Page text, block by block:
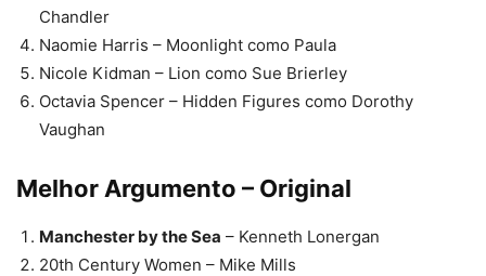
Chandler
Naomie Harris – Moonlight como Paula
Nicole Kidman – Lion como Sue Brierley
Octavia Spencer – Hidden Figures como Dorothy
Vaughan
Melhor Argumento – Original
Manchester by the Sea – Kenneth Lonergan
20th Century Women – Mike Mills